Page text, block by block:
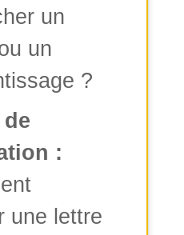
un
un
?
:
une lettre